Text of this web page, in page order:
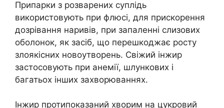
Припарки з розварених суплідь
використовують при флюсі, для прискорення
дозрівання наривів, при запаленні слизових
оболонок, як засіб, що перешкоджає росту
злоякісних новоутворень. Свіжий інжир
застосовують при анемії, шлункових і
багатьох інших захворюваннях.
Інжир протипоказаний хворим на цукровий